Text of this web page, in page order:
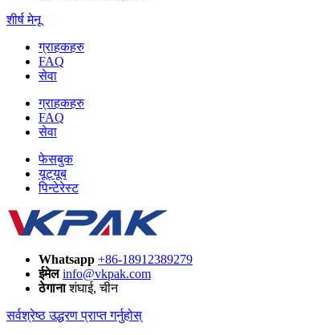
शीर्ष मेनू
ग्राहकहरु
FAQ
सेवा
ग्राहकहरु
FAQ
सेवा
फेसबुक
यूट्यूब
पिन्टेरेस्ट
Whatsapp +86-18912389279
ईमेल info@vkpak.com
ठेगानाशंघाई, चीन
सर्वश्रेष्ठ उद्धरण प्राप्त गर्नुहोस्